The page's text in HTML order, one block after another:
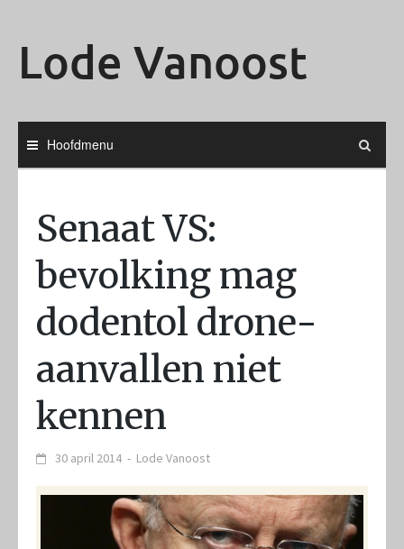
Lode Vanoost
Hoofdmenu
Senaat VS:
bevolking mag
dodentol drone-
aanvallen niet
kennen
30 april 2014 - Lode Vanoost